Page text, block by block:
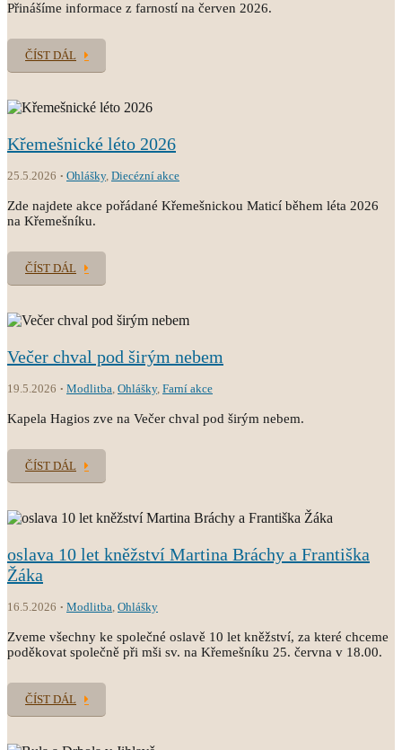
Přinášíme informace z farností na červen 2026.
ČÍST DÁL
Křemešnické léto 2026
25.5.2026 Ohlášky, Diecézní akce
Zde najdete akce pořádané Křemešnickou Maticí během léta 2026
na Křemešníku.
ČÍST DÁL
Večer chval pod širým nebem
19.5.2026 Modlitba, Ohlášky, Farní akce
Kapela Hagios zve na Večer chval pod širým nebem.
ČÍST DÁL
oslava 10 let kněžství Martina Bráchy a Františka
Žáka
16.5.2026 Modlitba, Ohlášky
Zveme všechny ke společné oslavě 10 let kněžství, za které chceme
poděkovat společně při mši sv. na Křemešníku 25. června v 18.00.
ČÍST DÁL